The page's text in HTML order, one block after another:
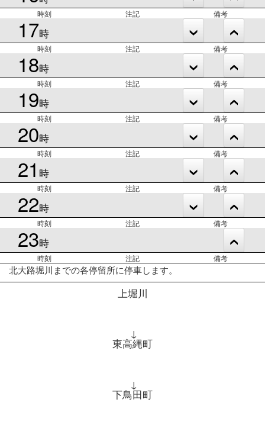
時刻 注記 備考
17時
時刻 注記 備考
18時
時刻 注記 備考
19時
時刻 注記 備考
20時
時刻 注記 備考
21 時
時刻 注記 備考
22時
時刻 注記 備考
23時
時刻 注記 備考
北大路堀川までの各停留所に停車します。
上堀川
↓
東高縄町
↓
下鳥田町